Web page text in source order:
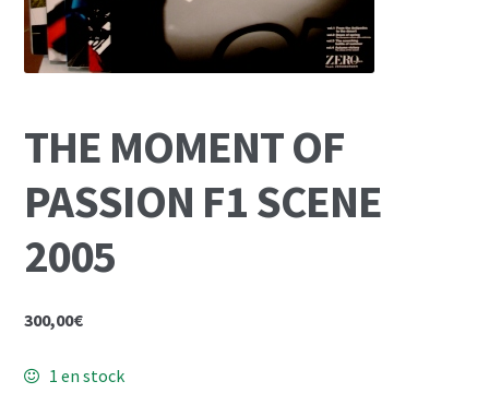
Mon Compte
Panier
THE MOMENT OF
PASSION F1 SCENE
2005
300,00€
1 en stock